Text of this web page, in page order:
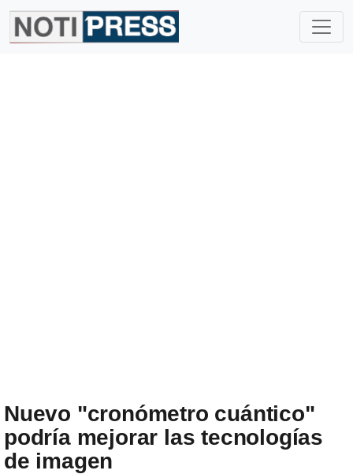
Nuevo "cronómetro cuántico"
podría mejorar las tecnologías
de imagen